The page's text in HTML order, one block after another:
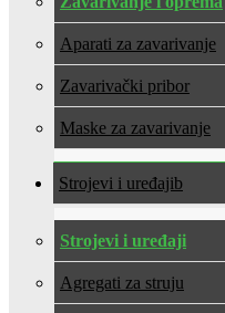
Aparati za zavarivanje
Zavarivački pribor
Maske za zavarivanje
Strojevi i uređaji
Strojevi i uređaji
Agregati za struju